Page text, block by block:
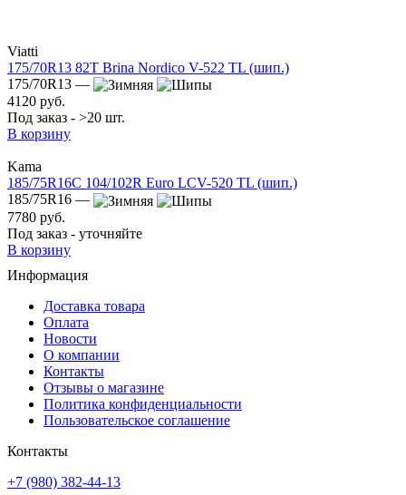
Viatti
175/70R13 82T Brina Nordico V-522 TL (шип.)
175/70R13 —
4120 руб.
Под заказ - >20 шт.
В корзину
Kama
185/75R16C 104/102R Euro LCV-520 TL (шип.)
185/75R16 —
7780 руб.
Под заказ - уточняйте
В корзину
Информация
Доставка товара
Оплата
Новости
О компании
Контакты
Отзывы о магазине
Политика конфиденциальности
Пользовательское соглашение
Контакты
+7 (980) 382-44-13